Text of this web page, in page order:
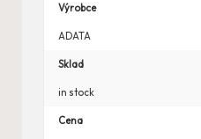
Výrobce
ADATA
Sklad
in stock
Cena